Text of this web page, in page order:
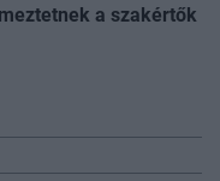
a szakértők